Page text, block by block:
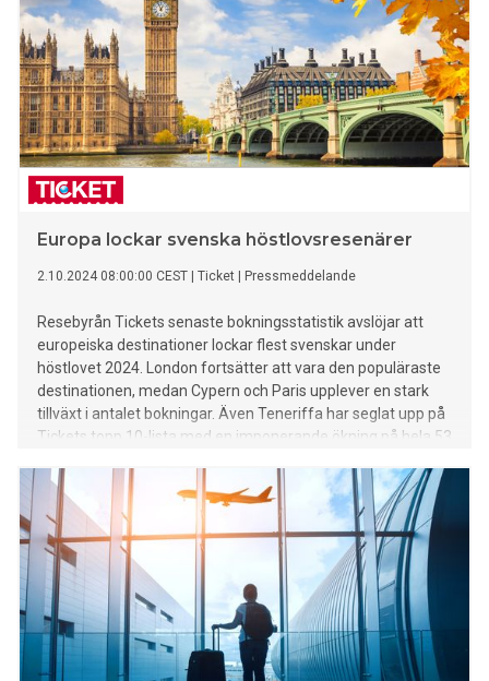
Europa lockar svenska höstlovsresenärer
2.10.2024 08:00:00 CEST Ticket Pressmeddelande
Resebyrån Tickets senaste bokningsstatistik avslöjar att
europeiska destinationer lockar flest svenskar under
höstlovet 2024. London fortsätter att vara den populäraste
destinationen, medan Cypern och Paris upplever en stark
tillväxt i antalet bokningar. Även Teneriffa har seglat upp på
Tickets topp 10-lista med en imponerande ökning på hela 53